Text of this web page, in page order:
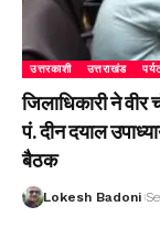
उत्तरकाशी उत्तराखंड
जिलाधिकारी ने
पं. दीन दयाल
बैठक
Lokesh Badoni